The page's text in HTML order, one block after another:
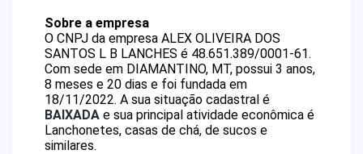
Sobre a empresa
O CNPJ da empresa ALEX OLIVEIRA DOS
SANTOS L B LANCHES é 48.651.389/0001-61.
Com sede em DIAMANTINO, MT, possui 3 anos,
8 meses e 20 dias e foi fundada em
18/11/2022. A sua situação cadastral é
BAIXADA e sua principal atividade econômica é
Lanchonetes, casas de chá, de sucos e
similares.